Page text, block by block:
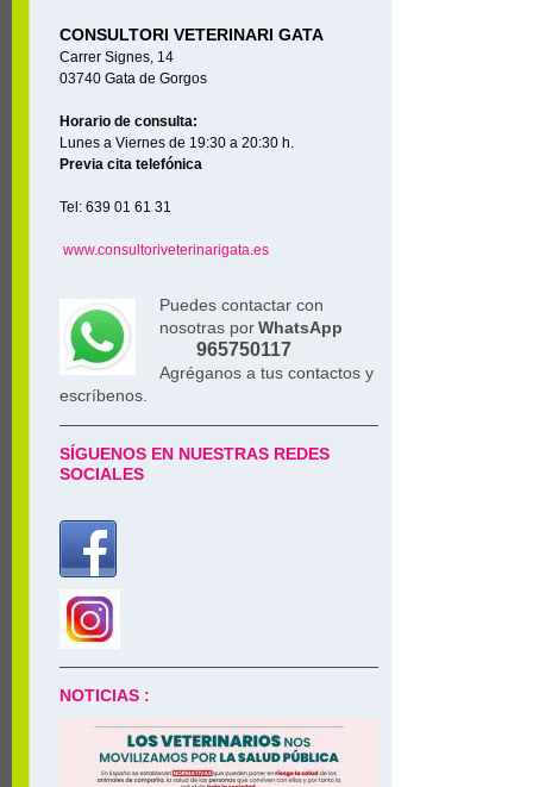
CONSULTORI VETERINARI GATA
Carrer Signes, 14
03740 Gata de Gorgos
Horario de consulta:
Lunes a Viernes de 19:30 a 20:30 h.
Previa cita telefónica
Tel: 639 01 61 31
www.consultoriveterinarigata.es
Puedes contactar con
nosotras porWhatsApp
965750117
Agréganos a tus contactos y
escríbenos.
SÍGUENOS EN NUESTRAS REDES
SOCIALES
NOTICIAS :